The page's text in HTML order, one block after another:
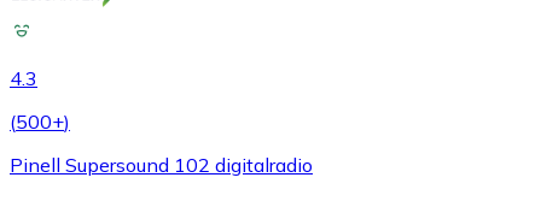
4.3
(500+)
Pinell Supersound 102 digitalradio